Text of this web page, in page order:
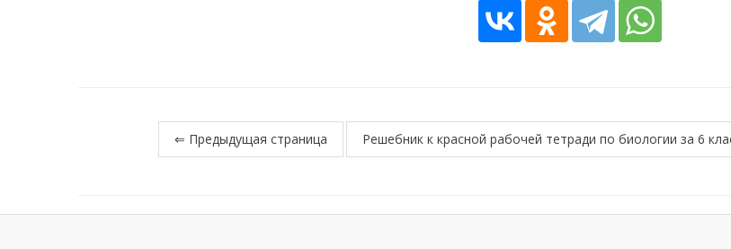
⇐ Предыдущая страница Решебник к красной рабочей тетради по биологии за 6